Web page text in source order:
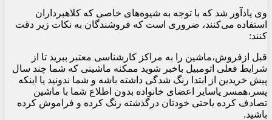
وی یادآور شد که با توجه به شیوه‌های خاصی که کلاهبرداران
استفاده می‌کنند، ضروری است که فروشندگان به نکات زیر دقت
کنند:
‏قبل ازفروش،ماشین را به مراکز کارشناسی معتبر ببرید تا از
شرایط فعلی اتومبیل باخبر شوید ممکنه ماشینی که شما چند سال
پیش خریدین از ابتدا رنگ شدگی داشته باشه و شما ندونید یا اینکه
پسر،همسر یاسایر اعضای خانواده بدون اطلاع شما با ماشین
تصادف کرده یاحتی خودتان درگذشته رنگ کرده و فراموش کرده
باشید.